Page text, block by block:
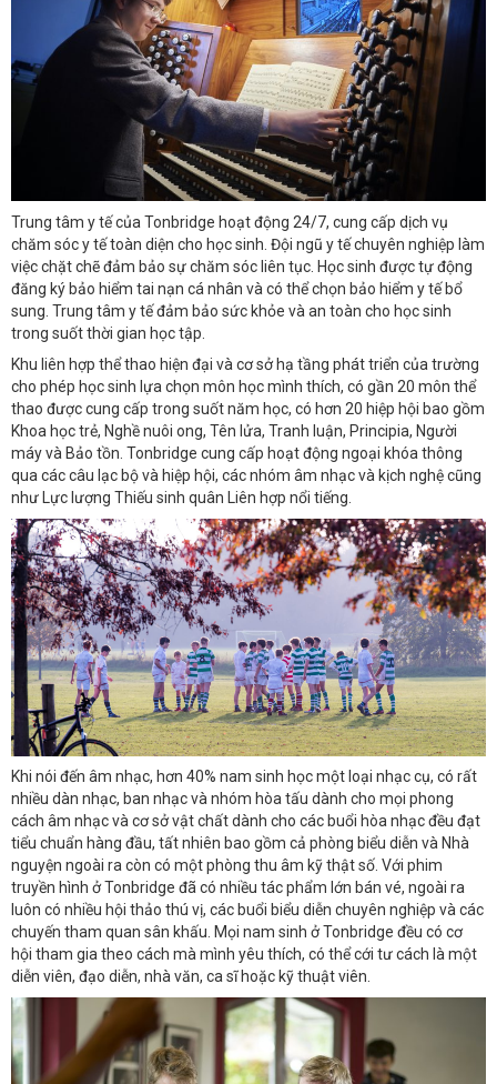
Trung tâm y tế của Tonbridge hoạt động 24/7, cung cấp dịch vụ
chăm sóc y tế toàn diện cho học sinh. Đội ngũ y tế chuyên nghiệp làm
việc chặt chẽ đảm bảo sự chăm sóc liên tục. Học sinh được tự động
đăng ký bảo hiểm tai nạn cá nhân và có thể chọn bảo hiểm y tế bổ
sung. Trung tâm y tế đảm bảo sức khỏe và an toàn cho học sinh
trong suốt thời gian học tập.
Khu liên hợp thể thao hiện đại và cơ sở hạ tầng phát triển của trường
cho phép học sinh lựa chọn môn học mình thích, có gần 20 môn thể
thao được cung cấp trong suốt năm học, có hơn 20 hiệp hội bao gồm
Khoa học trẻ, Nghề nuôi ong, Tên lửa, Tranh luận, Principia, Người
máy và Bảo tồn. Tonbridge cung cấp hoạt động ngoại khóa thông
qua các câu lạc bộ và hiệp hội, các nhóm âm nhạc và kịch nghệ cũng
như Lực lượng Thiếu sinh quân Liên hợp nổi tiếng.
Khi nói đến âm nhạc, hơn 40% nam sinh học một loại nhạc cụ, có rất
nhiều dàn nhạc, ban nhạc và nhóm hòa tấu dành cho mọi phong
cách âm nhạc và cơ sở vật chất dành cho các buổi hòa nhạc đều đạt
tiểu chuẩn hàng đầu, tất nhiên bao gồm cả phòng biểu diễn và Nhà
nguyện ngoài ra còn có một phòng thu âm kỹ thật số. Với phim
truyền hình ở Tonbridge đã có nhiều tác phẩm lớn bán vé, ngoài ra
luôn có nhiều hội thảo thú vị, các buổi biểu diễn chuyên nghiệp và các
chuyến tham quan sân khấu. Mọi nam sinh ở Tonbridge đều có cơ
hội tham gia theo cách mà mình yêu thích, có thể cới tư cách là một
diễn viên, đạo diễn, nhà văn, ca sĩ hoặc kỹ thuật viên.